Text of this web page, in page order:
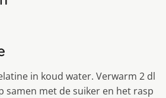
in koud water. Verwarm 2 dl
samen met de suiker en het rasp